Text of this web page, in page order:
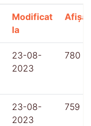
Modificat
la
23-08-
2023
780
23-08-
2023
759